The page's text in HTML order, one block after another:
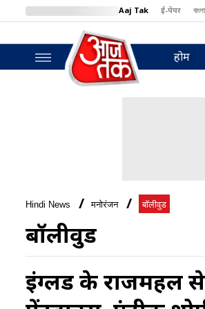
Aaj Tak ई-पेपर বাংলা
BT Bazaar
होम
Hindi News मनोरंजन बॉलीवुड
बॉलीवुड
इंग्लैंड के राजमहल से